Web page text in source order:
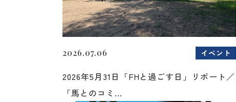
2026.07.06 イベント
2026年5月31日「FHと過ごす日」リポート／
「馬とのコミ...